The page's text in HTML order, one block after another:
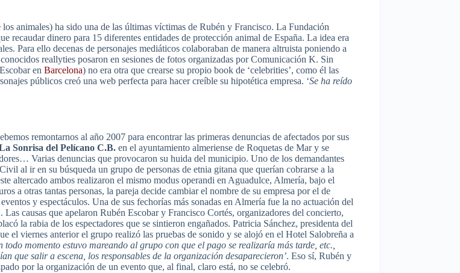
animales) ha sido una de las últimas víctimas de Rubén y Francisco. La Fundación
recaudar dinero para 15 diferentes entidades de protección animal de España. La idea era
Para ello decenas de personajes mediáticos colaboraban de manera altruista poniendo a
reallyties posaron en sesiones de fotos organizadas por Comunicación K. Sin
en Barcelona) no era otra que crearse su propio book de ‘celebrities’, como él las
públicos creó una web perfecta para hacer creíble su hipotética empresa. ‘Se ha reído
remontarnos al año 2007 para encontrar las primeras denuncias de afectados por sus
Sonrisa del Pelícano C.B. en el ayuntamiento almeriense de Roquetas de Mar y se
Varias denuncias que provocaron su huida del municipio. Uno de los demandantes
al ir en su búsqueda un grupo de personas de etnia gitana que querían cobrarse a la
altercado ambos realizaron el mismo modus operandi en Aguadulce, Almería, bajo el
a otras tantas personas, la pareja decide cambiar el nombre de su empresa por el de
y espectáculos. Una de sus fechorías más sonadas en Almería fue la no actuación del
causas que apelaron Rubén Escobar y Francisco Cortés, organizadores del concierto,
la rabia de los espectadores que se sintieron engañados. Patricia Sánchez, presidenta del
el viernes anterior el grupo realizó las pruebas de sonido y se alojó en el Hotel Salobreña a
todo momento estuvo mareando al grupo con que el pago se realizaría más tarde, etc.,
que salir a escena, los responsables de la organización desaparecieron’. Eso sí, Rubén y
por la organización de un evento que, al final, claro está, no se celebró.